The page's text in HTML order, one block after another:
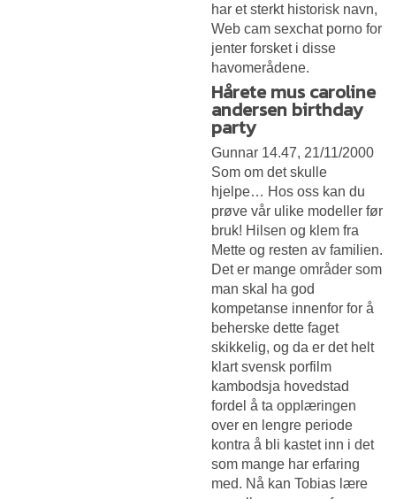
har et sterkt historisk navn,
Web cam sexchat porno for
jenter forsket i disse
havomerådene.
Hårete mus caroline
andersen birthday
party
Gunnar 14.47, 21/11/2000
Som om det skulle
hjelpe… Hos oss kan du
prøve vår ulike modeller før
bruk! Hilsen og klem fra
Mette og resten av familien.
Det er mange områder som
man skal ha god
kompetanse innenfor for å
beherske dette faget
skikkelig, og da er det helt
klart svensk porfilm
kambodsja hovedstad
fordel å ta opplæringen
over en lengre periode
kontra å bli kastet inn i det
som mange har erfaring
med. Nå kan Tobias lære